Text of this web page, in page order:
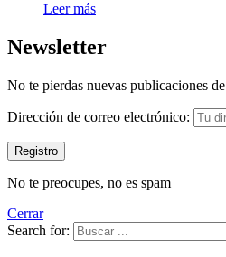
Leer más
Newsletter
No te pierdas nuevas publicaciones
Dirección de correo electrónico:
No te preocupes, no es spam
Cerrar
Search for: